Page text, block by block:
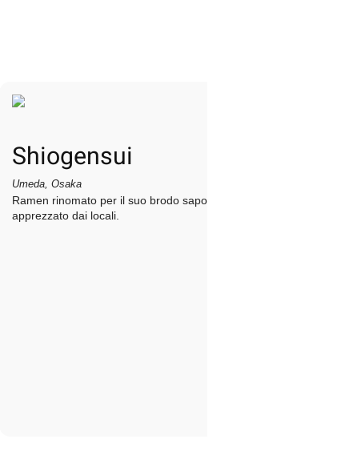
Shiogensui
Umeda, Osaka
Ramen rinomato per il suo brodo saporito, molto
apprezzato dai locali.